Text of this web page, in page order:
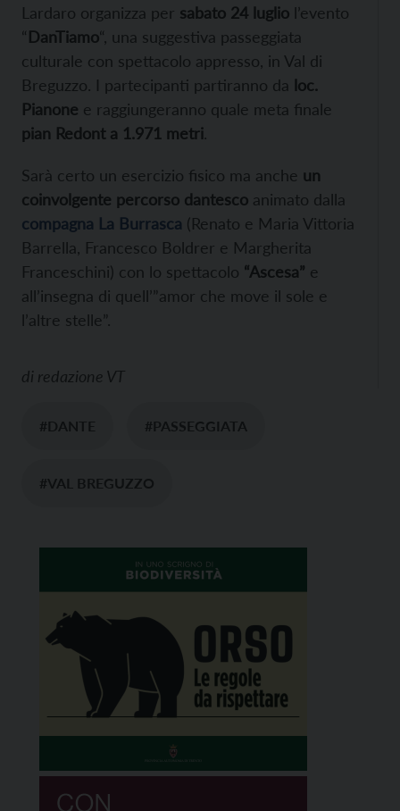
Lardaro organizza per sabato 24 luglio l’evento
“DanTiamo“, una suggestiva passeggiata
culturale con spettacolo appresso, in Val di
Breguzzo. I partecipanti partiranno da loc.
Pianone e raggiungeranno quale meta finale
pian Redont a 1.971 metri.
Sarà certo un esercizio fisico ma anche un
coinvolgente percorso dantesco animato dalla
compagna La Burrasca (Renato e Maria Vittoria
Barrella, Francesco Boldrer e Margherita
Franceschini) con lo spettacolo “Ascesa” e
all’insegna di quell’”amor che move il sole e
l’altre stelle”.
di redazione VT
#DANTE #PASSEGGIATA
#VAL BREGUZZO